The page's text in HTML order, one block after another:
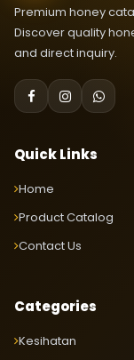
Premium honey
Discover quality
and direct inquiry.
Quick Links
Home
Product Catalog
Contact Us
Categories
Kesihatan